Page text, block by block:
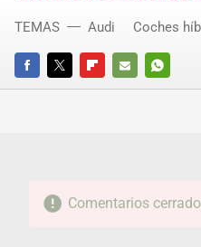
FACEBOOKTWITTERFLIPBOARD
E-
TEMAS Audi Coches
Comentarios